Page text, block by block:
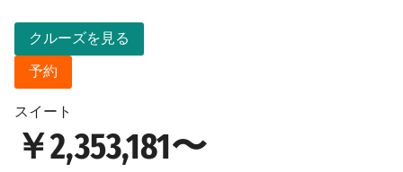
スイート
￥2,353,181〜
クルーズを見る
予約